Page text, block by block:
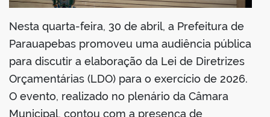
Nesta quarta-feira, 30 de abril, a Prefeitura de
Parauapebas promoveu uma audiência pública
para discutir a elaboração da Lei de Diretrizes
Orçamentárias (LDO) para o exercício de 2026.
O evento, realizado no plenário da Câmara
Municipal, contou com a presença de